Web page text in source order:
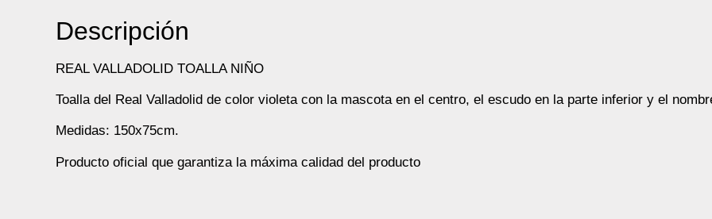
Descripción
REAL VALLADOLID TOALLA NIÑO
Toalla del Real Valladolid de color violeta con la mascota en el centro, el escudo en la parte inferior y el
Medidas: 150x75cm.
Producto oficial que garantiza la máxima calidad del producto